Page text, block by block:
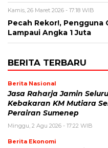
Kamis, 26 Maret 2026 - 17:18 WIB
Pecah Rekor!,
Lampaui Angka 1 Juta
BERITA TERBARU
Berita Nasional
Jasa Raharja Jamin
Kebakaran KM Mutiara
Perairan Sumenep
Minggu, 2 Agu 2026 - 17:22 WIB
Berita Ekonomi